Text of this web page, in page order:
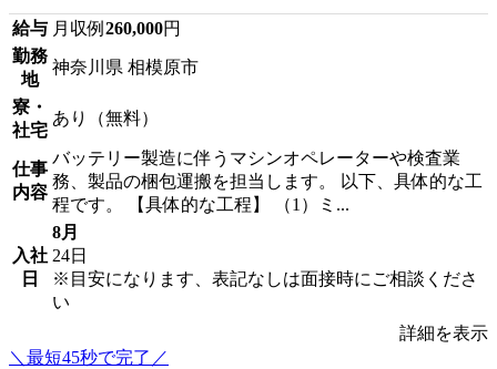
給与 月収例 260,000円
勤務
地
神奈川県 相模原市
寮・
社宅
あり（無料）
仕事
内容
バッテリー製造に伴うマシンオペレーターや検査業
務、製品の梱包運搬を担当します。 以下、具体的な工
程です。 【具体的な工程】 （1）ミ...
入社
日
8月
24日
※目安になります、表記なしは面接時にご相談くださ
い
詳細を表示
＼最短45秒で完了／